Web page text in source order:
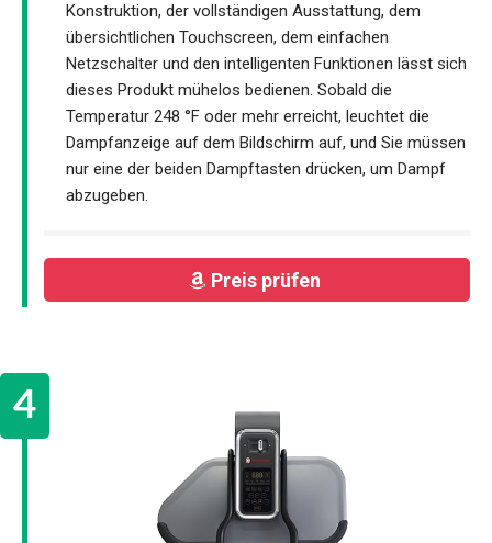
Konstruktion, der vollständigen Ausstattung, dem
übersichtlichen Touchscreen, dem einfachen
Netzschalter und den intelligenten Funktionen lässt sich
dieses Produkt mühelos bedienen. Sobald die
Temperatur 248 °F oder mehr erreicht, leuchtet die
Dampfanzeige auf dem Bildschirm auf, und Sie müssen
nur eine der beiden Dampftasten drücken, um Dampf
abzugeben.
Preis prüfen